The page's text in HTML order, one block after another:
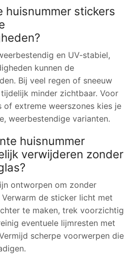
huisnummer stickers
en UV-stabiel,
kunnen de
Bij veel regen of sneeuw
minder zichtbaar. Voor
of extreme weerszones kies je
weerbestendige varianten.
huisnummer
verwijderen zonder
ontworpen om zonder
de sticker licht met
te maken, trek voorzichtig
eventuele lijmresten met
scherpe voorwerpen die